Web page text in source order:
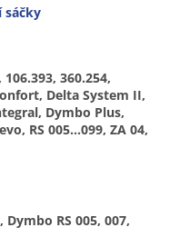
sáčky
360.254,
Delta System II,
Dymbo Plus,
RS 005...099, ZA 04,
Dymbo RS 005, 007,